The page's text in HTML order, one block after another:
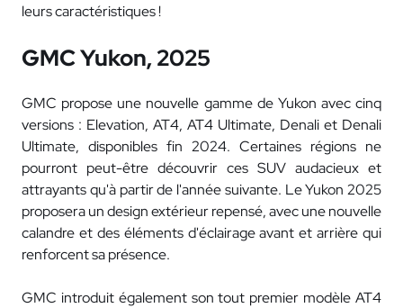
leurs caractéristiques !
GMC Yukon, 2025
GMC propose une nouvelle gamme de Yukon avec cinq
versions : Elevation, AT4, AT4 Ultimate, Denali et Denali
Ultimate, disponibles fin 2024. Certaines régions ne
pourront peut-être découvrir ces SUV audacieux et
attrayants qu'à partir de l'année suivante. Le Yukon 2025
proposera un design extérieur repensé, avec une nouvelle
calandre et des éléments d'éclairage avant et arrière qui
renforcent sa présence.
GMC introduit également son tout premier modèle AT4